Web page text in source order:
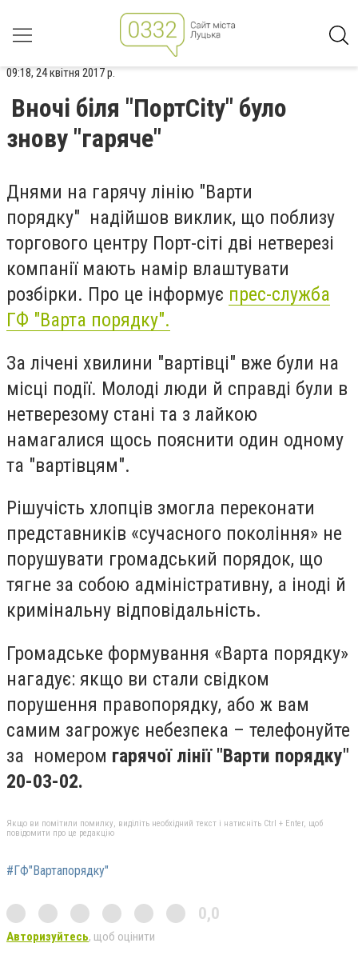
09:18, 24 квітня 2017 р.
Вночі біля "ПортCity" було
знову "гаряче"
Днями на гарячу лінію "Варти
порядку" надійшов виклик, що поблизу
торгового центру Порт-сіті дві нетверезі
компанії мають намір влаштувати
розбірки. Про це інформує прес-служба
ГФ "Варта порядку".
За лічені хвилини "вартівці" вже були на
місці події. Молоді люди й справді були в
нетверезому стані та з лайкою
намагалися щось пояснити один одному
та "вартівцям".
Рішучість хлопців змогла переконати
представників «сучасного покоління» не
порушувати громадський порядок, що
тягне за собою адміністративну, а іноді й
кримінальну відповідальність.
Громадське формування «Варта порядку»
нагадує: якщо ви стали свідком
порушення правопорядку, або ж вам
самим загрожує небезпека – телефонуйте
за номером гарячої лінії "Варти порядку"
20-03-02.
Якщо ви помітили помилку, виділіть необхідний текст і натисніть Ctrl + Enter, щоб
повідомити про це редакцію
#ГФ"Вартапорядку"
0,0
Авторизуйтесь, щоб оцінити